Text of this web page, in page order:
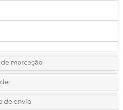
de marcação
e as cores do logotipo:
de envio